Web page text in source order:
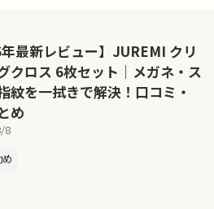
年最新レビュー】JUREMI クリ
クロス 6枚セット｜メガネ・ス
紋を一拭きで解決！口コミ・
め
8